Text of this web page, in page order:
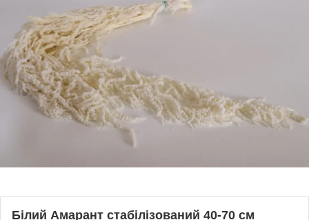
Білий Амарант стабілізований 40-70 см